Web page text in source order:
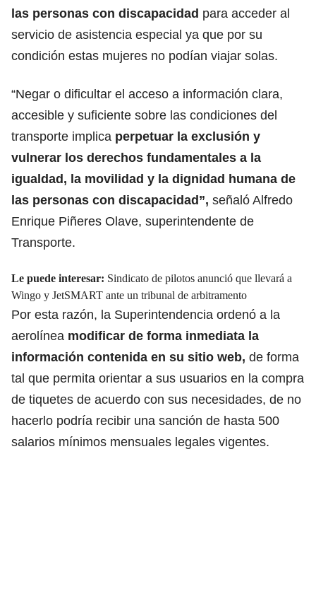
las personas con discapacidad para acceder al
servicio de asistencia especial ya que por su
condición estas mujeres no podían viajar solas.
“Negar o dificultar el acceso a información clara,
accesible y suficiente sobre las condiciones del
transporte implica perpetuar la exclusión y
vulnerar los derechos fundamentales a la
igualdad, la movilidad y la dignidad humana de
las personas con discapacidad”, señaló Alfredo
Enrique Piñeres Olave, superintendente de
Transporte.
Le puede interesar: Sindicato de pilotos anunció que llevará a
Wingo y JetSMART ante un tribunal de arbitramento
Por esta razón, la Superintendencia ordenó a la
aerolínea modificar de forma inmediata la
información contenida en su sitio web, de forma
tal que permita orientar a sus usuarios en la compra
de tiquetes de acuerdo con sus necesidades, de no
hacerlo podría recibir una sanción de hasta 500
salarios mínimos mensuales legales vigentes.